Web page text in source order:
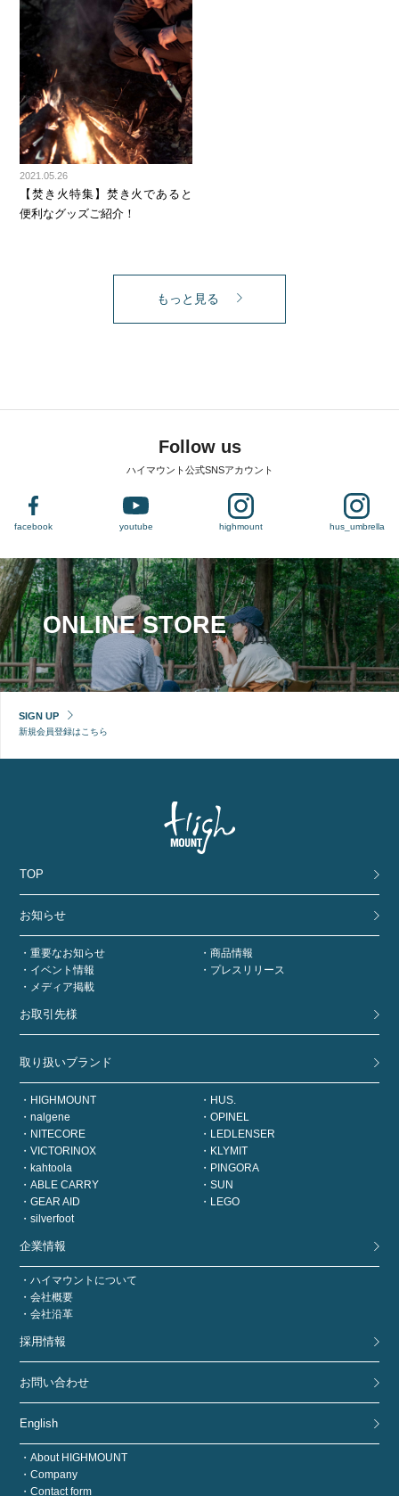
2021.05.26
【焚き火特集】焚き火であると
便利なグッズご紹介！
もっと見る
Follow us
ハイマウント公式SNSアカウント
facebook youtube highmount hus_umbrella
ONLINE STORE
SIGN UP
新規会員登録はこちら
TOP
お知らせ
重要なお知らせ
商品情報
イベント情報
プレスリリース
メディア掲載
お取引先様
取り扱いブランド
HIGHMOUNT
HUS.
nalgene
OPINEL
NITECORE
LEDLENSER
VICTORINOX
KLYMIT
kahtoola
PINGORA
ABLE CARRY
SUN
GEAR AID
LEGO
silverfoot
企業情報
ハイマウントについて
会社概要
会社沿革
採用情報
お問い合わせ
English
About HIGHMOUNT
Company
Contact form